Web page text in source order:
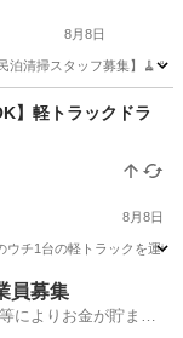
8月8日
清掃スタッフ募集】🧹 “
】軽トラックドラ
8月8日
ウチ1台の軽トラックを運
員募集
によりお金が貯まり